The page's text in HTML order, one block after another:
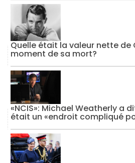
Quelle était la valeur nette de
moment de sa mort?
«NCIS»: Michael Weatherly a
était un «endroit compliqué